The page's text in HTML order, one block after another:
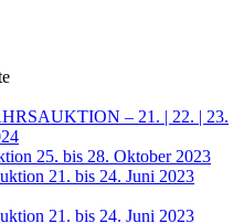
– 21. | 22. | 23.
25. bis 28. Oktober 2023
21. bis 24. Juni 2023
21. bis 24. Juni 2023